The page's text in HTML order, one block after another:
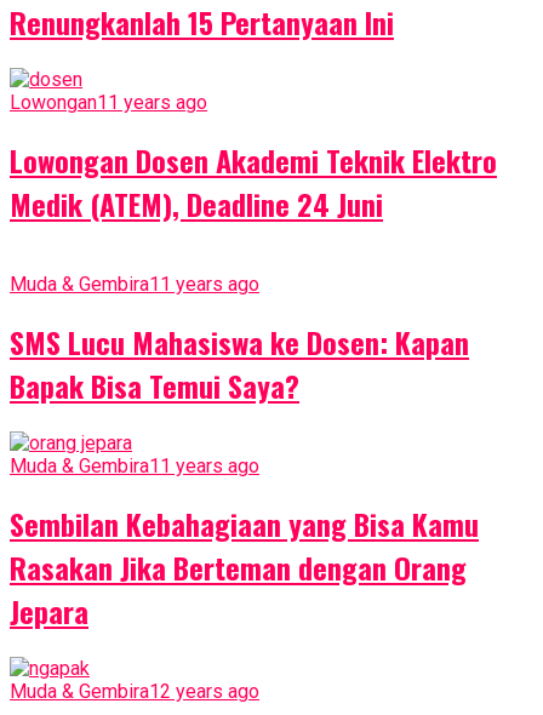
Renungkanlah 15 Pertanyaan Ini
Lowongan11 years ago
Lowongan Dosen Akademi Teknik Elektro
Medik (ATEM), Deadline 24 Juni
Muda & Gembira11 years ago
SMS Lucu Mahasiswa ke Dosen: Kapan
Bapak Bisa Temui Saya?
Muda & Gembira11 years ago
Sembilan Kebahagiaan yang Bisa Kamu
Rasakan Jika Berteman dengan Orang
Jepara
Muda & Gembira12 years ago